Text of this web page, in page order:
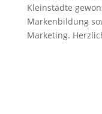
Kleinstädte
Markenbildung
Marketing.